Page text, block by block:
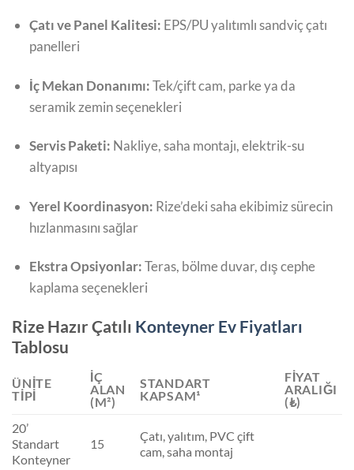
Çatı ve Panel Kalitesi: EPS/PU yalıtımlı sandviç çatı
panelleri
İç Mekan Donanımı:Tek/çift cam, parke ya da
seramik zemin seçenekleri
Servis Paketi: Nakliye, saha montajı, elektrik-su
altyapısı
Yerel Koordinasyon: Rize’deki saha ekibimiz sürecin
hızlanmasını sağlar
Ekstra Opsiyonlar:Teras, bölme duvar, dış cephe
kaplama seçenekleri
Rize Hazır Çatılı Konteyner Ev Fiyatları
Tablosu
ÜNITE
TIPI
İÇ
ALAN
(M²)
STANDART
KAPSAM¹
FIYAT
ARALIĞI
(₺)
20’
Standart
Konteyner
15
Çatı, yalıtım, PVC çift
cam, saha montaj